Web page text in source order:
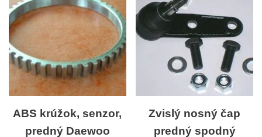
ABS krúžok, senzor,
predný Daewoo
Zvislý nosný čap
predný spodný